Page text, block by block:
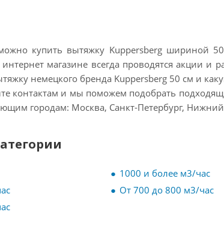
купить вытяжку Kuppersberg шириной
магазине всегда проводятся акции и
немецкого бренда Kuppersberg 50 см и
контактам и мы поможем подобрать
городам: Москва, Санкт-Петербург, Нижний
1000 и более м3/час
От 700 до 800 м3/час